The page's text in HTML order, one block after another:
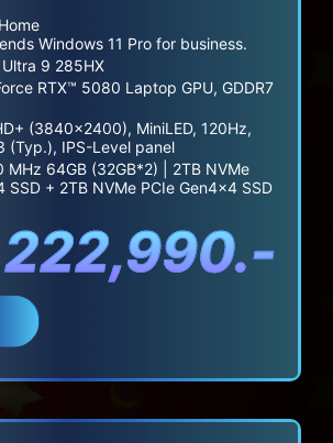
Windows 11 Pro for business.
9 285HX
RTX™ 5080 Laptop GPU, GDDR7
(3840x2400), MiniLED, 120Hz,
(Typ.), IPS-Level panel
MHz 64GB (32GB*2) | 2TB NVMe
SSD + 2TB NVMe PCIe Gen4x4 SSD
222,990.-